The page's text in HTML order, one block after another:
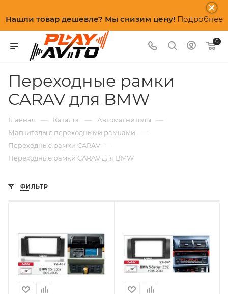
Нашли товар дешевле? Мы снизим цену! Подробнее
0
Переходные рамки
CARAV для BMW
Главная — Каталог — Автомагнитолы —
Магнитолы с переходными рамками —
Переходные рамки CARAV —
Переходные рамки CARAV для BMW
ФИЛЬТР